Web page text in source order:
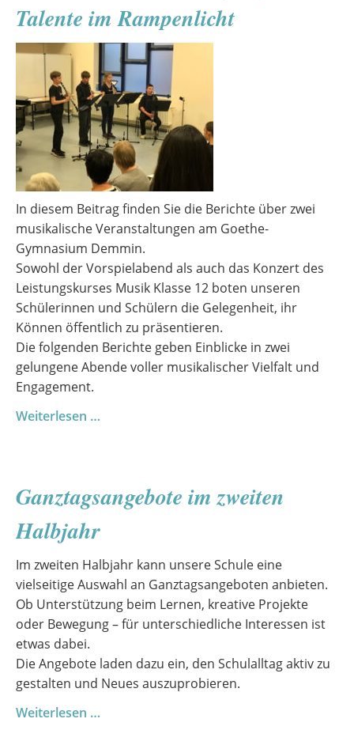
Talente im Rampenlicht
In diesem Beitrag finden Sie die Berichte über zwei
musikalische Veranstaltungen am Goethe-
Gymnasium Demmin.
Sowohl der Vorspielabend als auch das Konzert des
Leistungskurses Musik Klasse 12 boten unseren
Schülerinnen und Schülern die Gelegenheit, ihr
Können öffentlich zu präsentieren.
Die folgenden Berichte geben Einblicke in zwei
gelungene Abende voller musikalischer Vielfalt und
Engagement.
Weiterlesen …
Talente
Rampenlicht
Ganztagsangebote im zweiten
Halbjahr
Im zweiten Halbjahr kann unsere Schule eine
vielseitige Auswahl an Ganztagsangeboten anbieten.
Ob Unterstützung beim Lernen, kreative Projekte
oder Bewegung – für unterschiedliche Interessen ist
etwas dabei.
Die Angebote laden dazu ein, den Schulalltag aktiv zu
gestalten und Neues auszuprobieren.
Weiterlesen …